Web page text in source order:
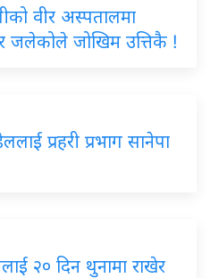
वीर अस्पतालमा
जलेकोले जोखिम उत्तिकै !
प्रहरी प्रभाग सानेपा
२० दिन थुनामा राखेर